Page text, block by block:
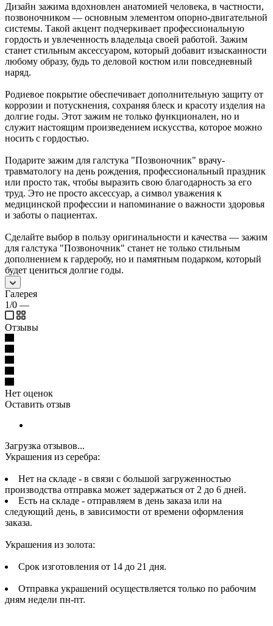
Дизайн зажима вдохновлен анатомией человека, в частности,
позвоночником — основным элементом опорно-двигательной
системы. Такой акцент подчеркивает профессиональную
гордость и увлеченность владельца своей работой. Зажим
станет стильным аксессуаром, который добавит изысканности
любому образу, будь то деловой костюм или повседневный
наряд.
Родиевое покрытие обеспечивает дополнительную защиту от
коррозии и потускнения, сохраняя блеск и красоту изделия на
долгие годы. Этот зажим не только функционален, но и
служит настоящим произведением искусства, которое можно
носить с гордостью.
Подарите зажим для галстука "Позвоночник" врачу-
травматологу на день рождения, профессиональный праздник
или просто так, чтобы выразить свою благодарность за его
труд. Это не просто аксессуар, а символ уважения к
медицинской профессии и напоминание о важности здоровья
и заботы о пациентах.
Сделайте выбор в пользу оригинальности и качества — зажим
для галстука "Позвоночник" станет не только стильным
дополнением к гардеробу, но и памятным подарком, который
будет цениться долгие годы.
Галерея
1/0 —
Отзывы
Нет оценок
Оставить отзыв
Загрузка отзывов...
Украшения из серебра:
Нет на складе - в связи с большой загруженностью
производства отправка может задержаться от 2 до 6 дней.
Есть на складе - отправляем в день заказа или на
следующий день, в зависимости от времени оформления
заказа.
Украшения из золота:
Срок изготовления от 14 до 21 дня.
Отправка украшений осуществляется только по рабочим
дням недели пн-пт.